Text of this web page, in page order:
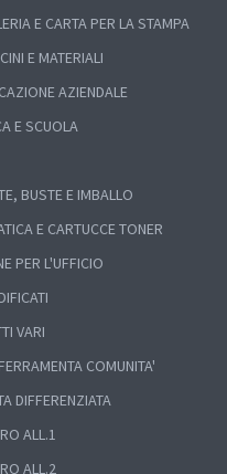
E CARTA PER LA STAMPA
E MATERIALI
AZIENDALE
E SCUOLA
BUSTE E IMBALLO
E CARTUCCE TONER
PER L'UFFICIO
VARI
COMUNITA'
DIFFERENZIATA
ALL.1
ALL.2